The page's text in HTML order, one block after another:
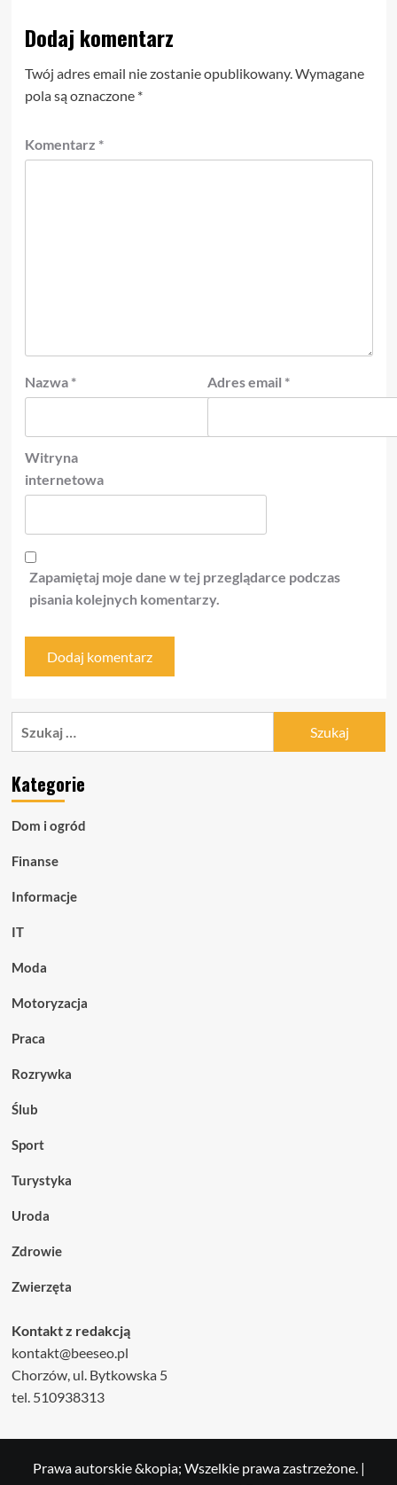
Dodaj komentarz
Twój adres email nie zostanie opublikowany.Wymagane
pola są oznaczone *
Komentarz *
Nazwa * Adres email *
Witryna
internetowa
Zapamiętaj moje dane w tej przeglądarce podczas
pisania kolejnych komentarzy.
Kategorie
Dom i ogród
Finanse
Informacje
IT
Moda
Motoryzacja
Praca
Rozrywka
Ślub
Sport
Turystyka
Uroda
Zdrowie
Zwierzęta
Kontakt z redakcją
kontakt@beeseo.pl
Chorzów, ul. Bytkowska 5
tel. 510938313
Prawa autorskie &kopia; Wszelkie prawa zastrzeżone. |